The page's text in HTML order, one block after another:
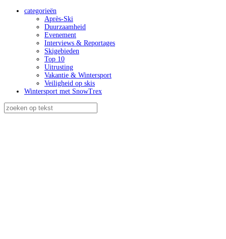
categorieën
Après-Ski
Duurzaamheid
Evenement
Interviews & Reportages
Skigebieden
Top 10
Uitrusting
Vakantie & Wintersport
Veiligheid op skis
Wintersport met SnowTrex